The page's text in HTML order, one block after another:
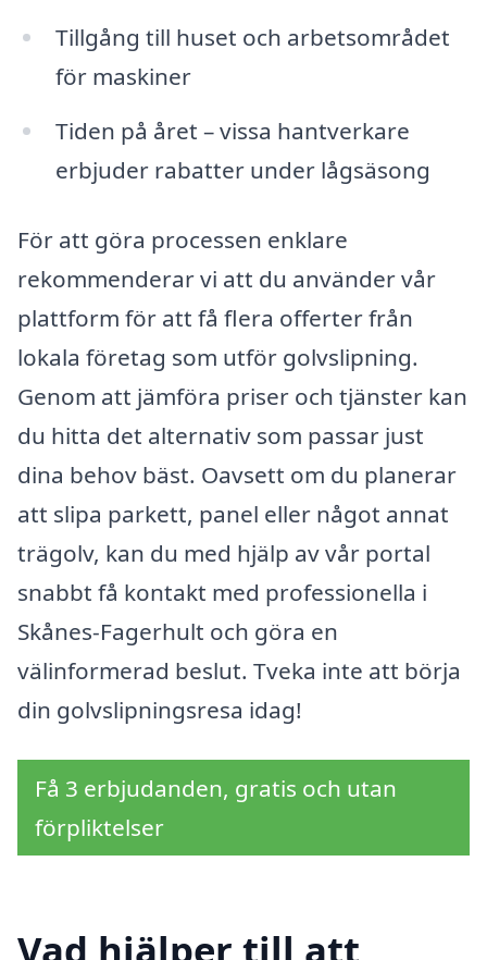
Tillgång till huset och arbetsområdet
för maskiner
Tiden på året – vissa hantverkare
erbjuder rabatter under lågsäsong
För att göra processen enklare
rekommenderar vi att du använder vår
plattform för att få flera offerter från
lokala företag som utför golvslipning.
Genom att jämföra priser och tjänster kan
du hitta det alternativ som passar just
dina behov bäst. Oavsett om du planerar
att slipa parkett, panel eller något annat
trägolv, kan du med hjälp av vår portal
snabbt få kontakt med professionella i
Skånes-Fagerhult och göra en
välinformerad beslut. Tveka inte att börja
din golvslipningsresa idag!
Få 3 erbjudanden, gratis och utan
förpliktelser